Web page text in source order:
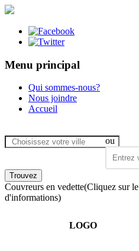
Menu principal
Qui sommes-nous?
Nous joindre
Accueil
ou
Couvreurs en vedette(Cliquez sur
d'informations)
LOGO